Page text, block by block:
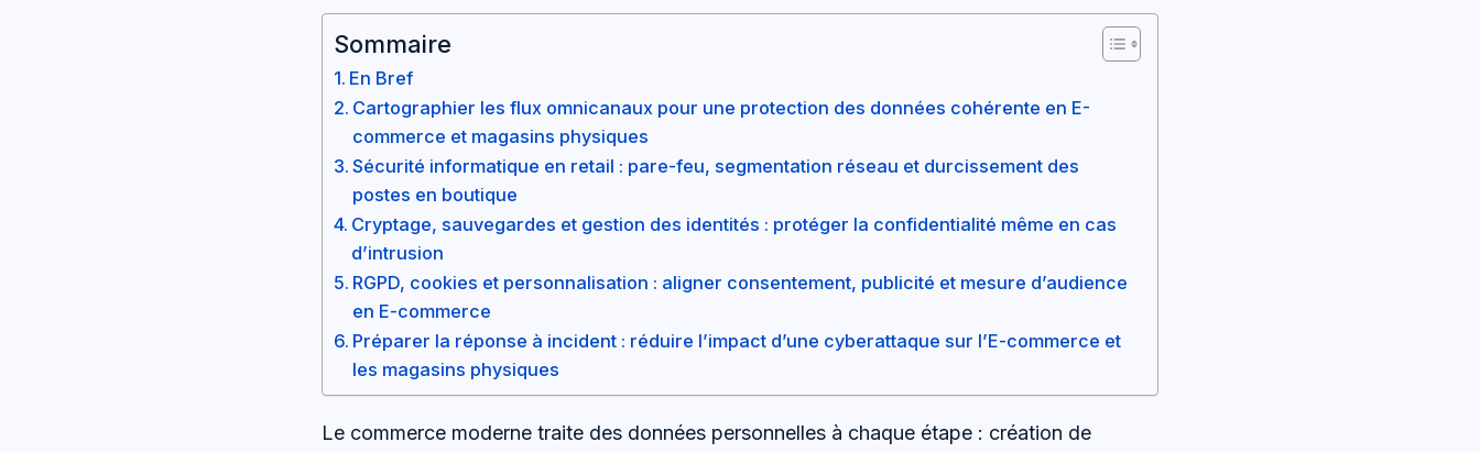
Sommaire
En Bref
Cartographier les flux omnicanaux pour une protection des données cohérente en E-
commerce et magasins physiques
Sécurité informatique en retail : pare-feu, segmentation réseau et durcissement des
postes en boutique
Cryptage, sauvegardes et gestion des identités : protéger la confidentialité même en cas
d’intrusion
RGPD, cookies et personnalisation : aligner consentement, publicité et mesure d’audience
en E-commerce
Préparer la réponse à incident : réduire l’impact d’une cyberattaque sur l’E-commerce et
les magasins physiques
Le commerce moderne traite des données personnelles à chaque étape : création de